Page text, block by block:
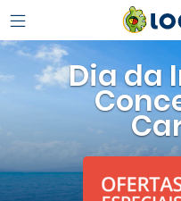
Dia da